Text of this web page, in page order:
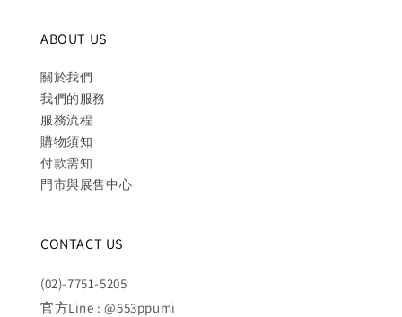
ABOUT US
關於我們
我們的服務
服務流程
購物須知
付款需知
門市與展售中心
CONTACT US
(02)-7751-5205
官方Line : @553ppumi